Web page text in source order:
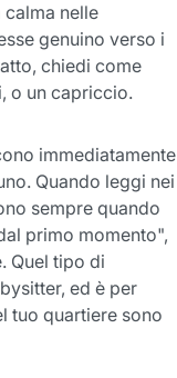
calma nelle
genuino verso i
chiedi come
o un capriccio.
immediatamente
Quando leggi nei
sempre quando
primo momento",
Quel tipo di
ed è per
tuo quartiere sono